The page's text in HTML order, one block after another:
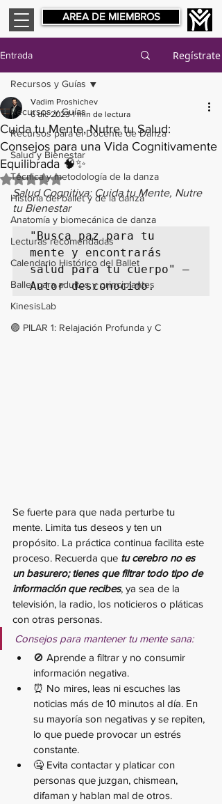
AREA DE MIEMBROS
Entrada Regístrate
Recursos y Guías
Recursos para el Docente de Danza
Salud y Bienestar
Técnica y metodología de la danza
Historia del ballet y de la danza
Anatomía y biomecánica de danza
Lecturas recomendadas
Calendario Histórico del Ballet
Ballet para adultos y principiantes
KinesisLab
🟣 PILAR 1: Relajación Profunda y C
Recursos y Guías
Cuida tu Mente, Nutre tu Salud:
Consejos para una Vida Cognitivamente
Equilibrada 🧠✨
Vadim Proshichev
6 dic 2023 1 min de lectura
Obtuvo NaN de 5 estrellas.
Salud Cognitiva: Cuida tu Mente, Nutre
tu Bienestar
"Busca paz para tu
mente y encontrarás
salud para tu cuerpo" –
Autor desconocido.
Se fuerte para que nada perturbe tu
mente. Limita tus deseos y ten un
propósito. La práctica continua facilita este
proceso. Recuerda que tu cerebro no es
un basurero; tienes que filtrar todo tipo de
información que recibes, ya sea de la
televisión, la radio, los noticieros o pláticas
con otras personas.
Consejos para mantener tu mente sana:
🚫 Aprende a filtrar y no consumir
información negativa.
⏰ No mires, leas ni escuches las
noticias más de 10 minutos al día. En
su mayoría son negativas y se repiten,
lo que puede provocar un estrés
constante.
🤐 Evita contactar y platicar con
personas que juzgan, chismean,
difaman y hablan mal de otros.